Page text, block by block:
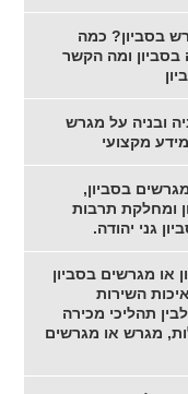
בסביון? כמה
ומה הקשר
ובניה על מגרש
מקצועי
בסביון,
ומחלקת תרבות
גני יהודה.
או מגרשים בסביון
השירות
תהליכי מכירה
מגרש או מגרשים